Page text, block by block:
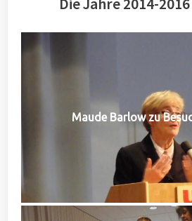
Die Jahre 2014-
Maude Barlow zu